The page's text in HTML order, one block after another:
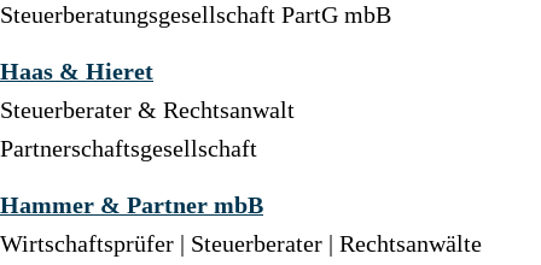
Steuerberatungsgesellschaft PartG mbB
Haas & Hieret
Steuerberater & Rechtsanwalt
Partnerschaftsgesellschaft
Hammer & Partner mbB
Wirtschaftsprüfer | Steuerberater | Rechtsanwälte